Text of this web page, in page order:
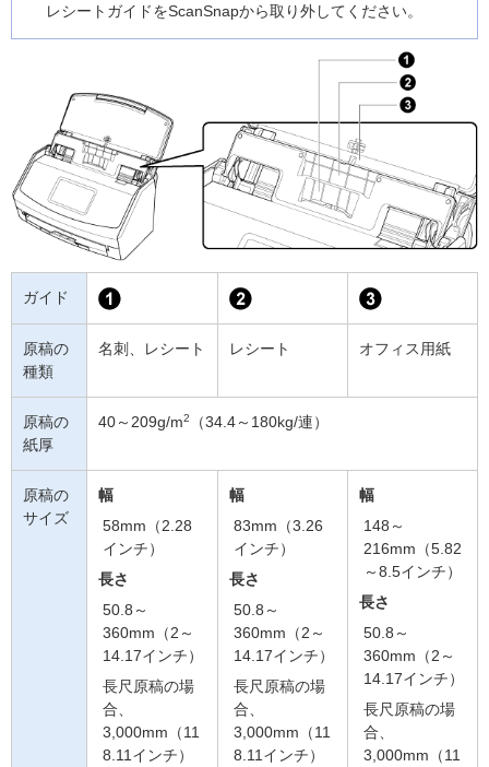
レシートガイドをScanSnapから取り外してください。
ガイド
原稿の
種類
名刺、レシート レシート オフィス用紙
原稿の
紙厚
40～209g/m2 （34.4～180kg/連）
原稿の
サイズ
幅
58mm（2.28
インチ）
長さ
50.8～
360mm（2～
14.17インチ）
長尺原稿の場
合、
3,000mm（11
8.11インチ）
幅
83mm（3.26
インチ）
長さ
50.8～
360mm（2～
14.17インチ）
長尺原稿の場
合、
3,000mm（11
8.11インチ）
幅
148～
216mm（5.82
～8.5インチ）
長さ
50.8～
360mm（2～
14.17インチ）
長尺原稿の場
合、
3,000mm（11